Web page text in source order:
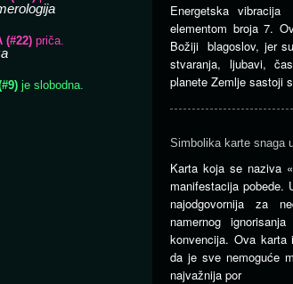
Energetska
elementom broja 7.
Božiji blagoslov, jer
stvaranja, ljubavi,
planete Zemlje sastoji
Simbolika karte snaga
Karta koja se naziva
manifestacija pobede.
najodgovornija za
namernog
konvencija. Ova
da je sve nemoguće
najvažnija por